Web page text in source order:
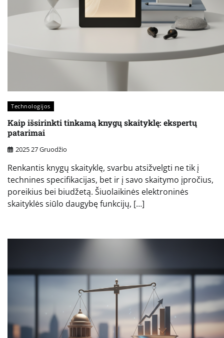
Technologijos
Kaip išsirinkti tinkamą knygų skaityklę: ekspertų
patarimai
2025 27 Gruodžio
Renkantis knygų skaityklę, svarbu atsižvelgti ne tik į
technines specifikacijas, bet ir į savo skaitymo įpročius,
poreikius bei biudžetą. Šiuolaikinės elektroninės
skaityklės siūlo daugybę funkcijų, […]